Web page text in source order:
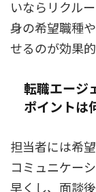
いならリクル
身の希望職種
せるのが効果的
転職エージ
ポイントは
担当者には希
コミュニケー
早くし、面談